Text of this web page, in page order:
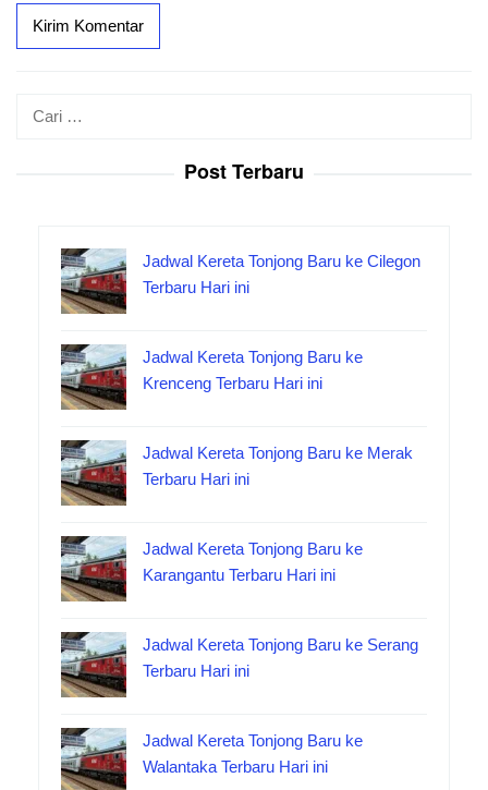
Cari
Post Terbaru
Jadwal Kereta Tonjong Baru ke Cilegon
Terbaru Hari ini
Jadwal Kereta Tonjong Baru ke
Krenceng Terbaru Hari ini
Jadwal Kereta Tonjong Baru ke Merak
Terbaru Hari ini
Jadwal Kereta Tonjong Baru ke
Karangantu Terbaru Hari ini
Jadwal Kereta Tonjong Baru ke Serang
Terbaru Hari ini
Jadwal Kereta Tonjong Baru ke
Walantaka Terbaru Hari ini